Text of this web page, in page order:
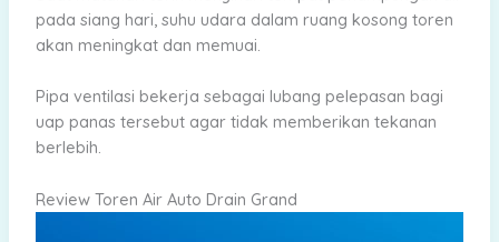
pada siang hari, suhu udara dalam ruang kosong toren
akan meningkat dan memuai.
Pipa ventilasi bekerja sebagai lubang pelepasan bagi
uap panas tersebut agar tidak memberikan tekanan
berlebih.
Review Toren Air Auto Drain Grand